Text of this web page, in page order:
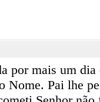
por mais um
Nome. Pai lhe